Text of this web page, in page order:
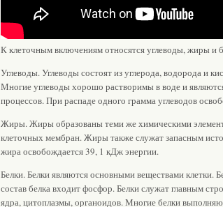
К клеточным включениям относятся углеводы, жиры и
Углеводы. Углеводы состоят из углерода, водорода и
Многие углеводы хорошо растворимы в воде и
процессов. При распаде одного грамма углеводов
Жиры. Жиры образованы теми же химическими
клеточных мембран. Жиры также служат запасным
жира освобождается 39, 1 кДж энергии.
Белки. Белки являются основными веществами клетки.
состав белка входит фосфор. Белки служат главным
ядра, цитоплазмы, органоидов. Многие белки